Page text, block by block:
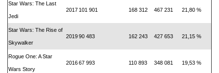
Star Wars: The Last
Jedi
2017 101 901 168 312 467 231 21,80 %
Star Wars: The Rise of
Skywalker
201990 483 162 243 427 653 21,15 %
Rogue One: A Star
Wars Story
201667 993 110 893 348 081 19,53 %